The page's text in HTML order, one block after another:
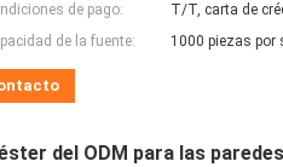
de pago:
T/T, carta de
de la fuente:
1000 piezas por
del ODM para las paredes